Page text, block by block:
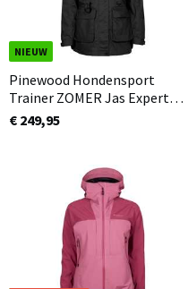
NIEUW
Pinewood Hondensport
Trainer ZOMER Jas Expert
Dames Zwart (400)
€ 249,95